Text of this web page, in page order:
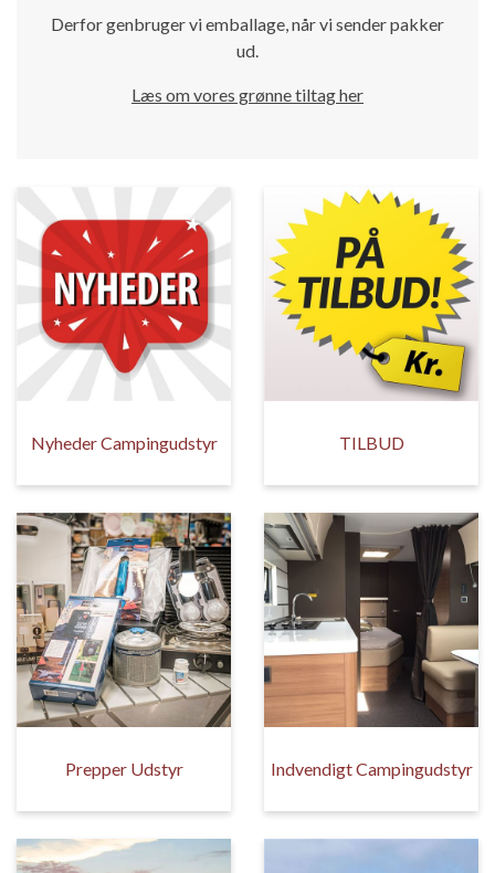
Derfor genbruger vi emballage, når vi sender pakker
ud.
Læs om vores grønne tiltag her
Nyheder Campingudstyr TILBUD
Prepper Udstyr Indvendigt Campingudstyr